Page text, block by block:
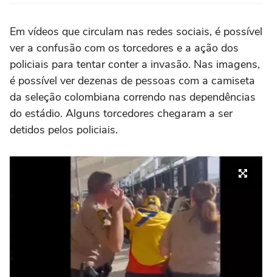
Em vídeos que circulam nas redes sociais, é possível
ver a confusão com os torcedores e a ação dos
policiais para tentar conter a invasão. Nas imagens,
é possível ver dezenas de pessoas com a camiseta
da seleção colombiana correndo nas dependências
do estádio. Alguns torcedores chegaram a ser
detidos pelos policiais.